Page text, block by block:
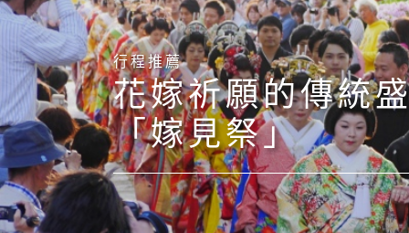
在森林裡暢遊
與森林共存
行程推薦
花嫁祈願的傳統
「嫁見祭」